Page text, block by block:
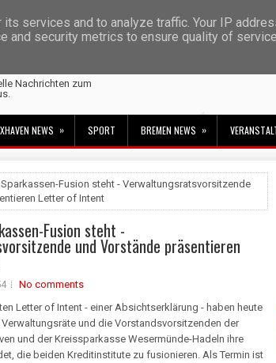
Nachrichten zum
NEWS » SPORT BREMEN NEWS »
Sparkassen-Fusion steht - Verwaltungsratsvorsitzende
Letter of Intent
Fusion steht -
und Vorstände präsentieren
No comments
Letter of Intent - einer Absichtserklärung - haben heute
und die Vorstandsvorsitzenden der
und der Kreissparkasse Wesermünde-Hadeln ihre
die beiden Kreditinstitute zu fusionieren. Als Termin ist
services and to analyze traffic. Your IP
and security metrics to ensure quality of